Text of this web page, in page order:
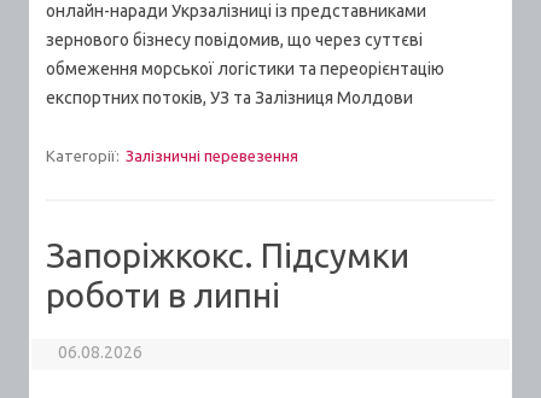
онлайн-наради Укрзалізниці із представниками
зернового бізнесу повідомив, що через суттєві
обмеження морської логістики та переорієнтацію
експортних потоків, УЗ та Залізниця Молдови
Категорії: Залізничні перевезення
Запоріжкокс. Підсумки
роботи в липні
06.08.2026